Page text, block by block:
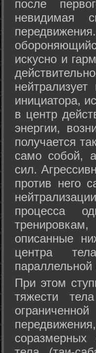
после
невидимая
искусно и
инициатора,
в центр
энергии,
получается
само собой,
сил.
против него
процесса
описанные
центра
параллельной
При этом
тяжести